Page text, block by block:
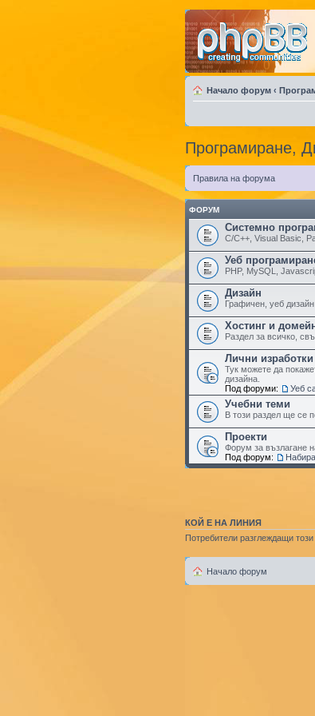
Начало форум ‹
Програмиране,
Правила на форума
ФОРУМ
Системно
C/C++, Visual Basic,
Уеб
PHP, MySQL,
Дизайн
Графичен, уеб дизайн
Хостинг и
Раздел за всичко,
Лични изработки
Тук можете да
дизайна.
Под форуми:
Уеб
Учебни теми
В този раздел ще се
Проекти
Форум за възлагане
Под форум:
КОЙ Е НА ЛИНИЯ
Потребители разглеждащи
Начало форум